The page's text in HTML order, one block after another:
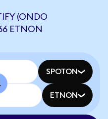
(ONDO
ETNON
SPOTON
ETNON